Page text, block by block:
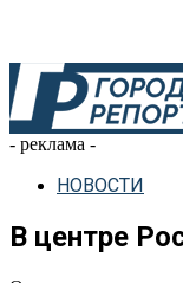
- реклама -
НОВОСТИ
В центре